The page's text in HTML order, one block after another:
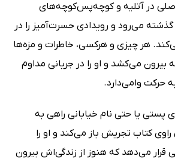
در آتلیه و کوچه‌پس‌کوچه‌های
می‌رود و رویدادی حسرت‌آمیز را در
هر چیزی و هرکسی، خاطرات و مزه‌ها
بیرون می‌کشد و او را در جریانی مداوم
حرکت وامی‌دارد.
پستی یا حتی نام خیابانی راهی به
کتاب تجریش باز می‌کند و او را
قرار می‌دهد که هنوز از زندگی‌اش بیرون